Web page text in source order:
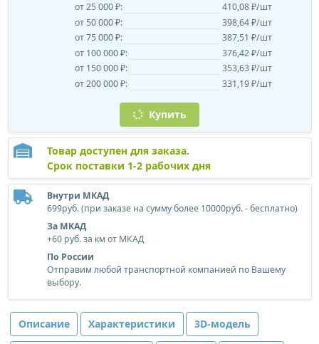
от 25 000 ₽:
410,08 ₽/шт
от 50 000 ₽:
398,64 ₽/шт
от 75 000 ₽:
387,51 ₽/шт
от 100 000 ₽:
376,42 ₽/шт
от 150 000 ₽:
353,63 ₽/шт
от 200 000 ₽:
331,19 ₽/шт
Купить
Товар доступен для заказа.
Срок поставки 1-2 рабочих дня
Внутри МКАД
699руб. (при заказе на сумму более 10000руб. - бесплатно)
За МКАД
+60 руб. за км от МКАД
По России
Отправим любой транспортной компанией по Вашему
выбору.
Описание Характеристики 3D-модель